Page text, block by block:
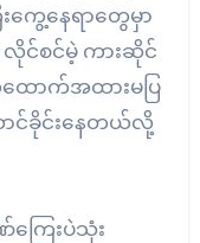
ကွေ့နေရာတွေမှာ
င်စင်မဲ့ ကားဆိုင်
ထောက်အထားမပြ
ာင်ခိုင်းနေတယ်လို့
ကြေးပဲသုံး